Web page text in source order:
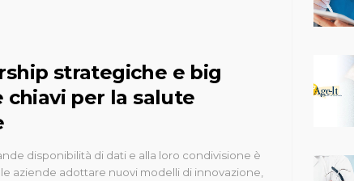
strategiche e big
chiavi per la salute
disponibilità di dati e alla loro condivisione è
aziende adottare nuovi modelli di innovazione,